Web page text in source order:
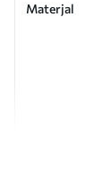
Materjal